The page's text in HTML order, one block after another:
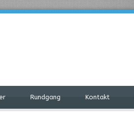
Rundgang Kontakt